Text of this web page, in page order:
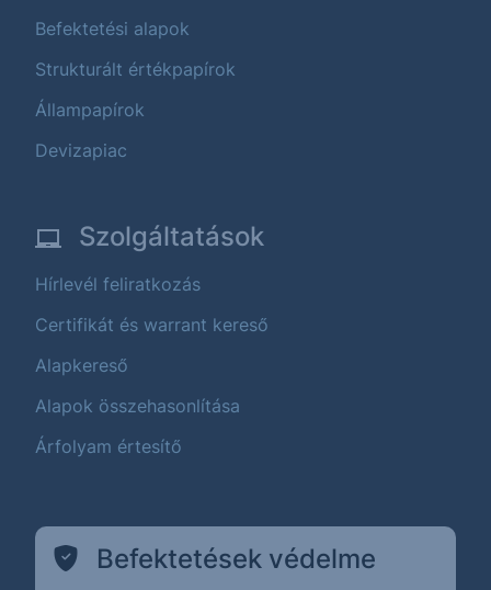
Befektetési alapok
Strukturált értékpapírok
Állampapírok
Devizapiac
Szolgáltatások
Hírlevél feliratkozás
Certifikát és warrant kereső
Alapkereső
Alapok összehasonlítása
Árfolyam értesítő
Befektetések védelme